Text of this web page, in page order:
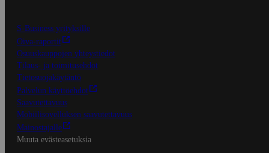
S-Business yrityksille
Oiva-raportit
Osuuskauppojen yhteystiedot
Tilaus- ja toimitusehdot
Tietosuojakäytäntö
Palvelun käyttöehdot
Saavutettavuus
Mobiilisovelluksen saavutettavuus
Mainostajalle
Muuta evästeasetuksia